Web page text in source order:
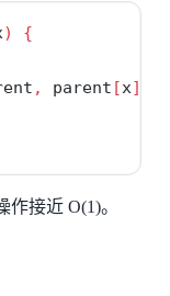
)
{
, parent [x]);
接近 O(1)。